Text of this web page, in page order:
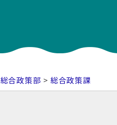
総合政策部 > 総合政策課